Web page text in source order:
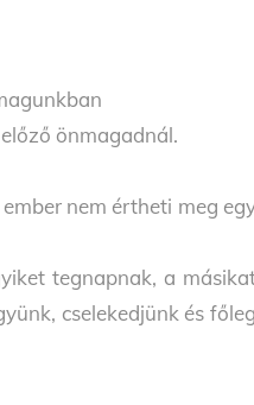
önmagadnál.
nem értheti meg
tegnapnak, a
cselekedjünk és főleg